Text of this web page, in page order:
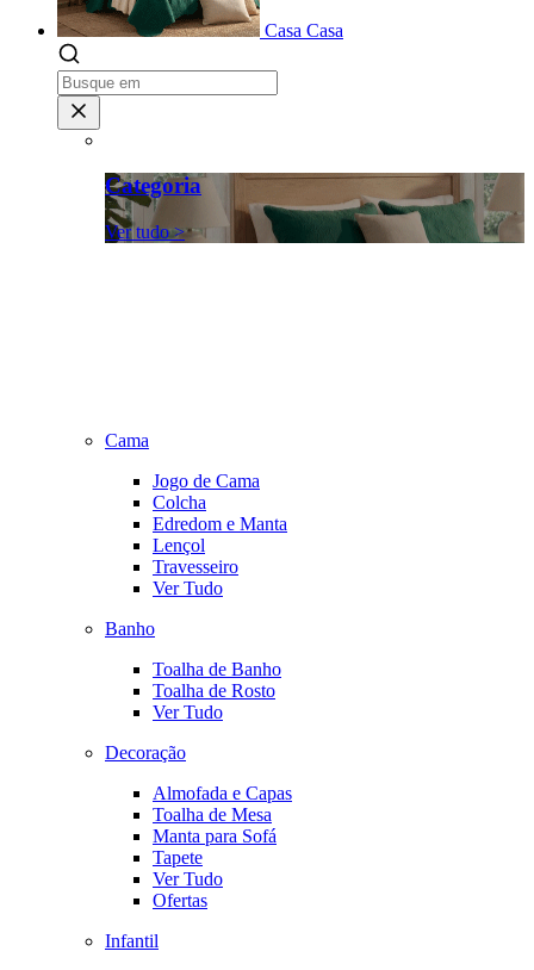
Casa Casa
Categoria
Ver tudo >
Cama
Jogo de Cama
Colcha
Edredom e Manta
Lençol
Travesseiro
Ver Tudo
Banho
Toalha de Banho
Toalha de Rosto
Ver Tudo
Decoração
Almofada e Capas
Toalha de Mesa
Manta para Sofá
Tapete
Ver Tudo
Ofertas
Infantil